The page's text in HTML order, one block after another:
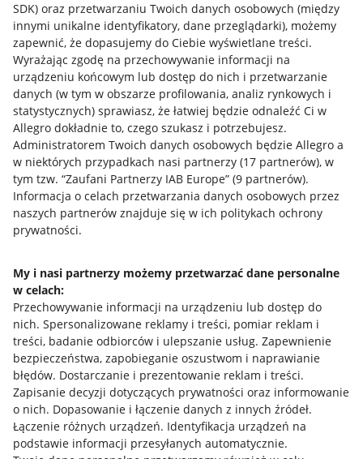
SDK) oraz przetwarzaniu Twoich danych osobowych (między
innymi unikalne identyfikatory, dane przeglądarki), możemy
zapewnić, że dopasujemy do Ciebie wyświetlane treści.
Wyrażając zgodę na przechowywanie informacji na
urządzeniu końcowym lub dostęp do nich i przetwarzanie
danych (w tym w obszarze profilowania, analiz rynkowych i
statystycznych) sprawiasz, że łatwiej będzie odnaleźć Ci w
Allegro dokładnie to, czego szukasz i potrzebujesz.
Administratorem Twoich danych osobowych będzie Allegro a
w niektórych przypadkach nasi partnerzy (17 partnerów), w
tym tzw. “Zaufani Partnerzy IAB Europe” (9 partnerów).
Informacja o celach przetwarzania danych osobowych przez
naszych partnerów znajduje się w ich politykach ochrony
prywatności.
My i nasi partnerzy możemy przetwarzać dane personalne
w celach:
Przechowywanie informacji na urządzeniu lub dostęp do
nich. Spersonalizowane reklamy i treści, pomiar reklam i
treści, badanie odbiorców i ulepszanie usług. Zapewnienie
bezpieczeństwa, zapobieganie oszustwom i naprawianie
błędów. Dostarczanie i prezentowanie reklam i treści.
Zapisanie decyzji dotyczących prywatności oraz informowanie
o nich. Dopasowanie i łączenie danych z innych źródeł.
Łączenie różnych urządzeń. Identyfikacja urządzeń na
podstawie informacji przesyłanych automatycznie.
Przydatne informacje
Jak to działa
Allegro Gadane dla sprzedających
Allegro Gadane dla kupujących
Mapa miejscowości
Informacje prawne
Regulamin
Polityka plików "cookies"